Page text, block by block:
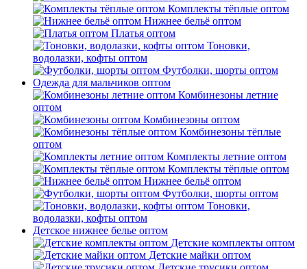
Комплекты тёплые оптом
Нижнее бельё оптом
Платья оптом
Тоновки,
водолазки, кофты оптом
Футболки, шорты оптом
Одежда для мальчиков оптом
Комбинезоны летние
оптом
Комбинезоны оптом
Комбинезоны тёплые
оптом
Комплекты летние оптом
Комплекты тёплые оптом
Нижнее бельё оптом
Футболки, шорты оптом
Тоновки,
водолазки, кофты оптом
Детское нижнее белье оптом
Детские комплекты оптом
Детские майки оптом